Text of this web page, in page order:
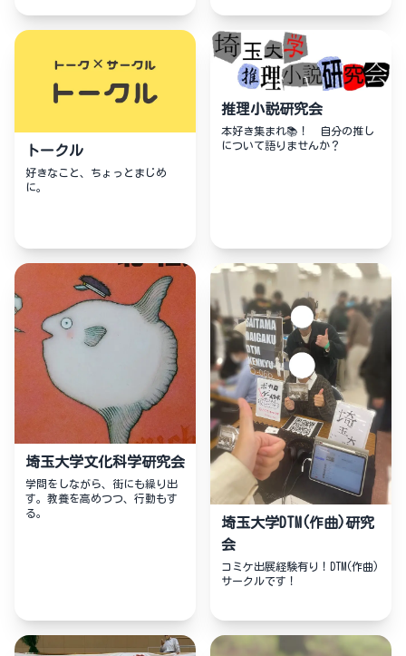
トークル
好きなこと、ちょっとまじめ
に。
推理小説研究会
本好き集まれ📚！ 自分の推し
について語りませんか？
埼玉大学文化科学研究会
学問をしながら、街にも繰り出
す。教養を高めつつ、行動もす
る。
埼玉大学DTM(作曲)研究
会
コミケ出展経験有り！DTM(作曲)
サークルです！